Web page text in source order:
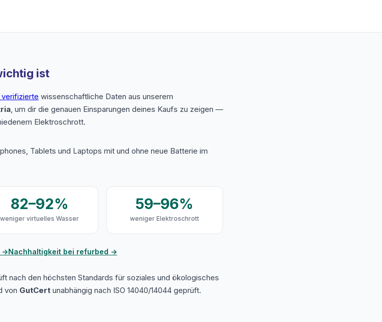
ist
verifizierte wissenschaftliche Daten aus unserem
, um dir die genauen Einsparungen deines Kaufs zu zeigen —
Elektroschrott.
Tablets und Laptops mit und ohne neue Batterie im
82–92%
weniger virtuelles Wasser
59–96%
weniger Elektroschrott
→Nachhaltigkeit bei refurbed →
nach den höchsten Standards für soziales und ökologisches
von GutCert unabhängig nach ISO 14040/14044 geprüft.